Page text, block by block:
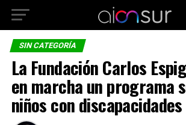
SIN CATEGORÍA
La Fundación Carlos
en marcha un programa
niños con discapacidades